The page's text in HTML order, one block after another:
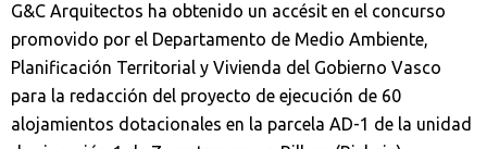
G&C Arquitectos ha obtenido un accésit en el concurso
promovido por el Departamento de Medio Ambiente,
Planificación Territorial y Vivienda del Gobierno Vasco
para la redacción del proyecto de ejecución de 60
alojamientos dotacionales en la parcela AD-1 de la unidad